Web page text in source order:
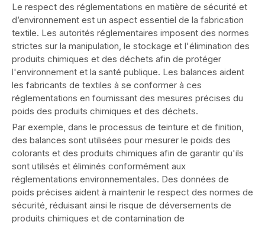
Le respect des réglementations en matière de sécurité et
d’environnement est un aspect essentiel de la fabrication
textile. Les autorités réglementaires imposent des normes
strictes sur la manipulation, le stockage et l'élimination des
produits chimiques et des déchets afin de protéger
l'environnement et la santé publique. Les balances aident
les fabricants de textiles à se conformer à ces
réglementations en fournissant des mesures précises du
poids des produits chimiques et des déchets.
Par exemple, dans le processus de teinture et de finition,
des balances sont utilisées pour mesurer le poids des
colorants et des produits chimiques afin de garantir qu'ils
sont utilisés et éliminés conformément aux
réglementations environnementales. Des données de
poids précises aident à maintenir le respect des normes de
sécurité, réduisant ainsi le risque de déversements de
produits chimiques et de contamination de